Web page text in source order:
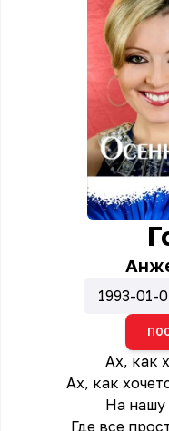
1993-01-
Ах, как
Ах, как
На нашу
Где все